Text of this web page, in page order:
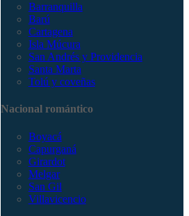
Barranquilla
Barú
Cartagena
Isla Múcura
San Andrés y Providencia
Santa Marta
Tolú y coveñas
Nacional romántico
Boyacá
Capurganá
Girardot
Melgar
San Gil
Villavicencio